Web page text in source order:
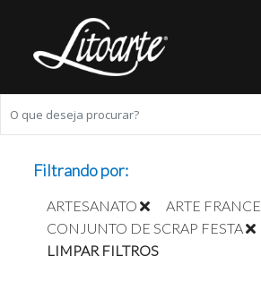
Filtrando por:
ARTESANATO ARTE
CONJUNTO DE SCRAP FESTA
LIMPAR FILTROS